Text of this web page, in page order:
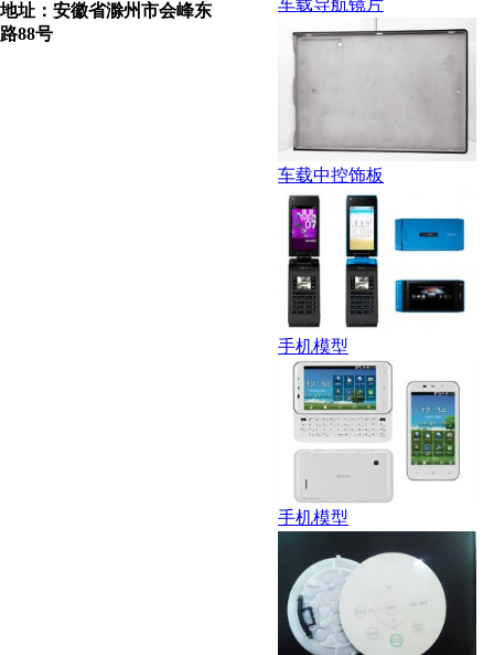
地址：安徽省滁州市会峰东
路88号
车载导航镜片
车载中控饰板
手机模型
手机模型